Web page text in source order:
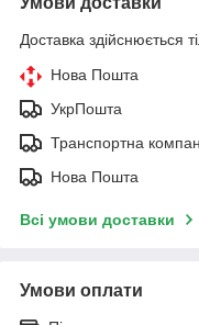
Доставка здійснюється
Нова Пошта
УкрПошта
Транспортна
Нова Пошта
Всі умови доставки
Умови оплати